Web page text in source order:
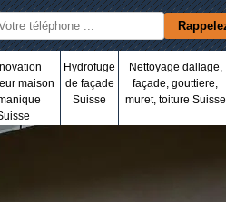
maison
Hydrofuge
de façade
Suisse
Nettoyage dallage,
façade, gouttiere,
muret, toiture Suisse